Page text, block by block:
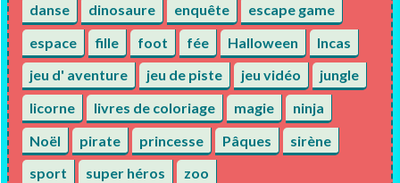
danse
dinosaure enquête
escape game
espace
fille foot fée Halloween
Incas
jeu d' aventure
jeu de piste jeu vidéo
jungle
licorne
livres de coloriage magie
ninja
Noël
pirate princesse Pâques
sirène
sport
super héros zoo